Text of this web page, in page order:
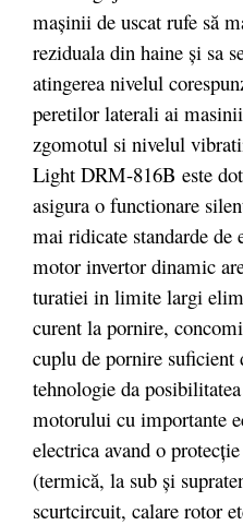
maşinii de uscat rufe să
reziduala din haine şi sa
atingerea nivelul
peretilor laterali ai
zgomotul si nivelul
Light DRM-816B este
asigura o functionare
mai ridicate standarde de
motor invertor dinamic
turatiei in limite largi
curent la pornire,
cuplu de pornire suficient
tehnologie da
motorului cu importante
electrica avand o
(termică, la sub şi
scurtcircuit, calare rotor